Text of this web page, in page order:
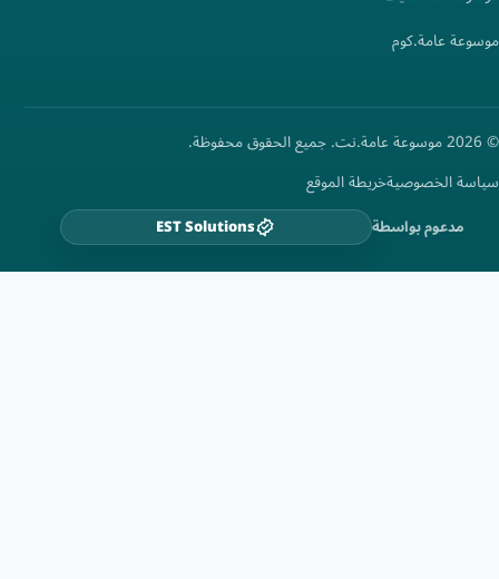
موسوعة عامة.كوم
© 2026 موسوعة عامة.نت. جميع الحقوق محفوظة.
سياسة الخصوصيةخريطة الموقع
مدعوم بواسطة EST Solutions